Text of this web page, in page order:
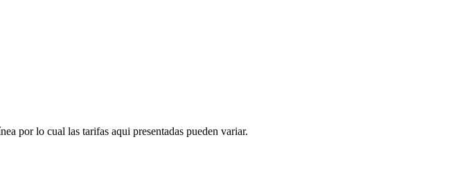
por lo cual las tarifas aqui presentadas pueden variar.